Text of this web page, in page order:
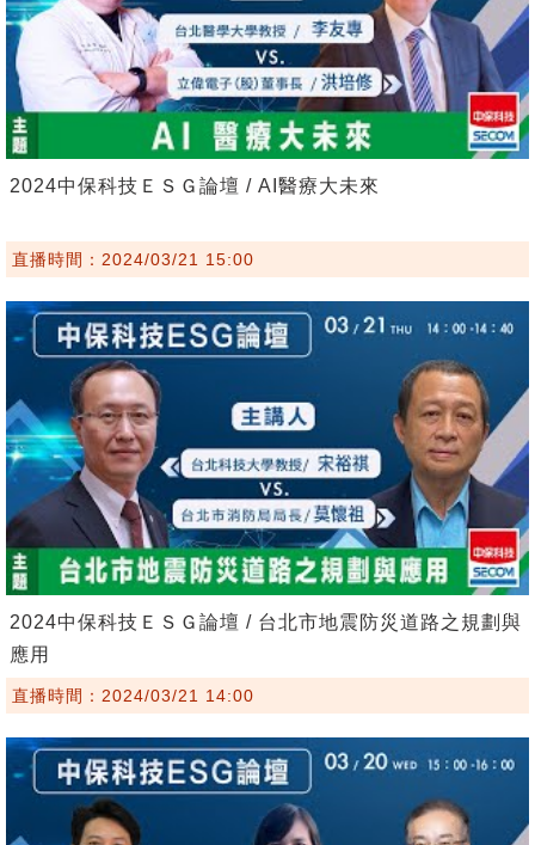
2024中保科技ＥＳＧ論壇 / AI醫療大未來
直播時間：2024/03/21 15:00
2024中保科技ＥＳＧ論壇 / 台北市地震防災道路之規劃與
應用
直播時間：2024/03/21 14:00